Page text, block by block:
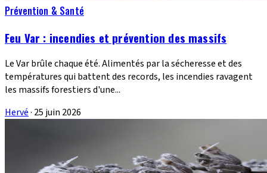
Prévention & Santé
Feu Var : incendies et prévention des massifs
Le Var brûle chaque été. Alimentés par la sécheresse et des
températures qui battent des records, les incendies ravagent
les massifs forestiers d'une...
Hervé· 25 juin 2026